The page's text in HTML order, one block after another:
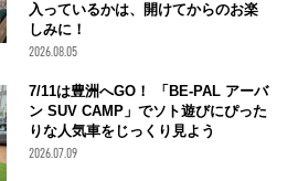
入っているかは、開けてからのお楽
しみに！
2026.08.05
7/11は豊洲へGO！ 「BE-PAL アーバ
ン SUV CAMP」でソト遊びにぴった
りな人気車をじっくり見よう
2026.07.09